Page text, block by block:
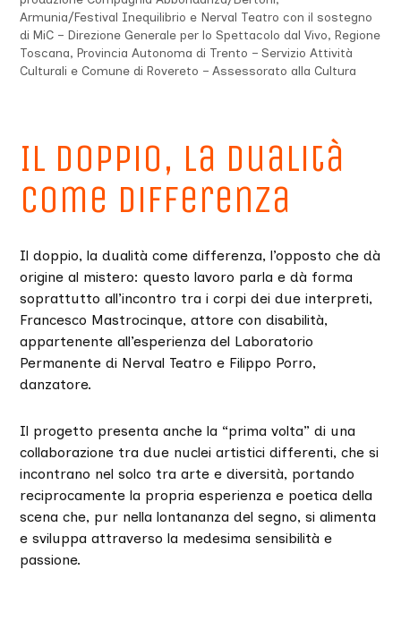
Armunia/Festival Inequilibrio e Nerval Teatro con il sostegno
di MiC – Direzione Generale per lo Spettacolo dal Vivo, Regione
Toscana, Provincia Autonoma di Trento – Servizio Attività
Culturali e Comune di Rovereto – Assessorato alla Cultura
Il doppio, la dualità
come differenza
Il doppio, la dualità come differenza, l’opposto che dà
origine al mistero: questo lavoro parla e dà forma
soprattutto all’incontro tra i corpi dei due interpreti,
Francesco Mastrocinque, attore con disabilità,
appartenente all’esperienza del Laboratorio
Permanente di Nerval Teatro e Filippo Porro,
danzatore.
Il progetto presenta anche la “prima volta” di una
collaborazione tra due nuclei artistici differenti, che si
incontrano nel solco tra arte e diversità, portando
reciprocamente la propria esperienza e poetica della
scena che, pur nella lontananza del segno, si alimenta
e sviluppa attraverso la medesima sensibilità e
passione.